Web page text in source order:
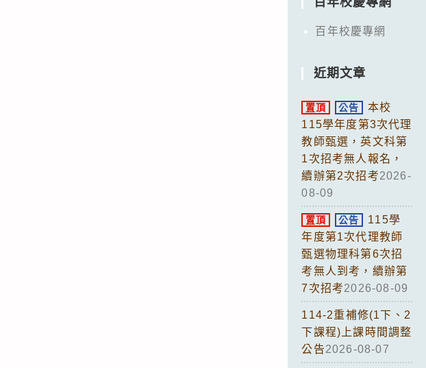
百年校慶專網
近期文章
置頂 公告
本校
115學年度第3次代理
教師甄選，英文科第
1次招考無人報名，
續辦第2次招考2026-
08-09
置頂 公告
115學
年度第1次代理教師
甄選物理科第6次招
考無人到考，續辦第
7次招考2026-08-09
114-2重補修(1下、2
下課程)上課時間調整
公告2026-08-07